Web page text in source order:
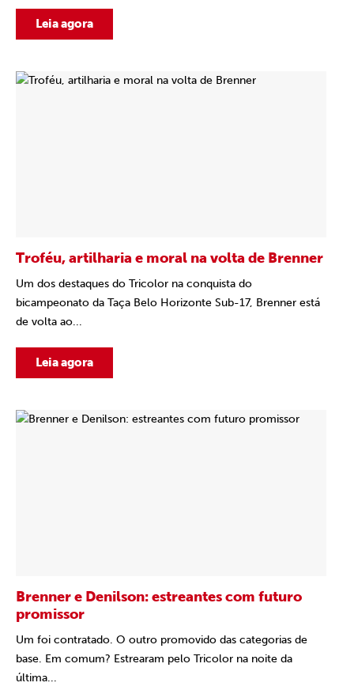
Leia agora
Troféu, artilharia e moral na volta de Brenner
Um dos destaques do Tricolor na conquista do
bicampeonato da Taça Belo Horizonte Sub-17, Brenner está
de volta ao...
Leia agora
Brenner e Denilson: estreantes com futuro
promissor
Um foi contratado. O outro promovido das categorias de
base. Em comum? Estrearam pelo Tricolor na noite da
última...